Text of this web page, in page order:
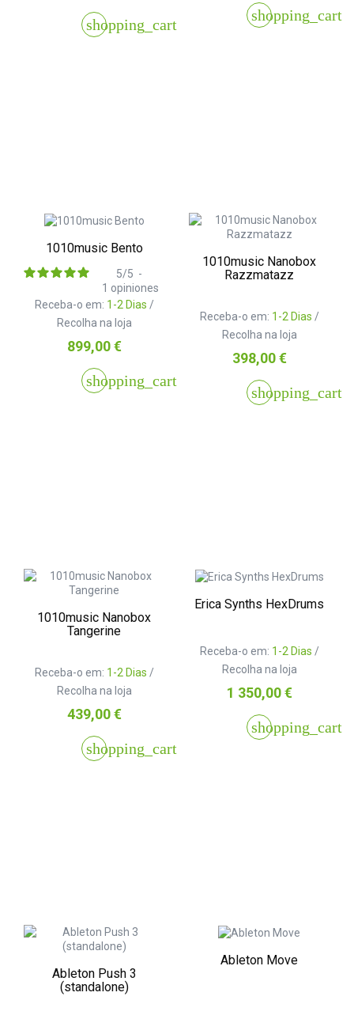
shopping_cart
shopping_cart
1010music Bento
Receba-o em: 1-2 Dias /
Recolha na loja
5/5 -
1 opiniones
Preço
899,00 €
shopping_cart
1010music Nanobox
Razzmatazz
Receba-o em: 1-2 Dias /
Recolha na loja
Preço
398,00 €
shopping_cart
1010music Nanobox
Tangerine
Receba-o em: 1-2 Dias /
Recolha na loja
Preço
439,00 €
shopping_cart
Erica Synths HexDrums
Receba-o em: 1-2 Dias /
Recolha na loja
Preço
1 350,00 €
shopping_cart
Ableton Push 3
(standalone)
Ableton Move